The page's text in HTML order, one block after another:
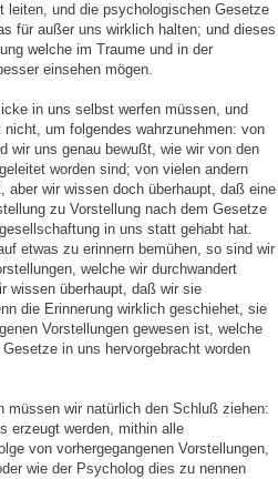
leiten, und die psychologischen Gesetze
für außer uns wirklich halten; und dieses
welche im Traume und in der
einsehen mögen.
in uns selbst werfen müssen, und
um folgendes wahrzunehmen: von
wir uns genau bewußt, wie wir von den
worden sind; von vielen andern
aber wir wissen doch überhaupt, daß eine
zu Vorstellung nach dem Gesetze
in uns statt gehabt hat.
etwas zu erinnern bemühen, so sind wir
welche wir durchwandert
wissen überhaupt, daß wir sie
die Erinnerung wirklich geschiehet, sie
Vorstellungen gewesen ist, welche
in uns hervorgebracht worden
müssen wir natürlich den Schluß ziehen:
erzeugt werden, mithin alle
von vorhergegangenen Vorstellungen,
wie der Psycholog dies zu nennen